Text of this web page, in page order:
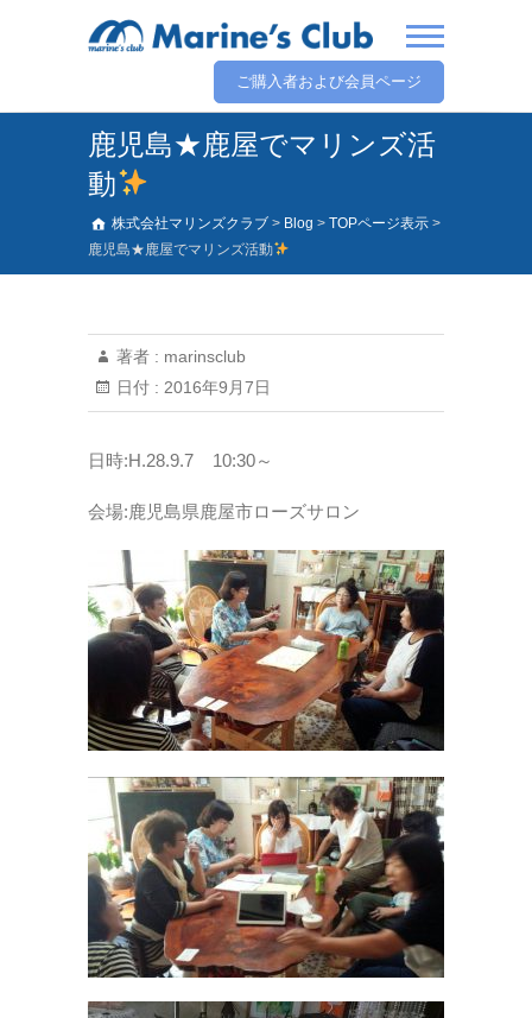
ご購入者および会員ページ
鹿児島★鹿屋でマリンズ活
動
株式会社マリンズクラブ > Blog > TOPページ表示 >
鹿児島★鹿屋でマリンズ活動
著者 : marinsclub
日付 : 2016年9月7日
日時:H.28.9.7 10:30～
会場:鹿児島県鹿屋市ローズサロン